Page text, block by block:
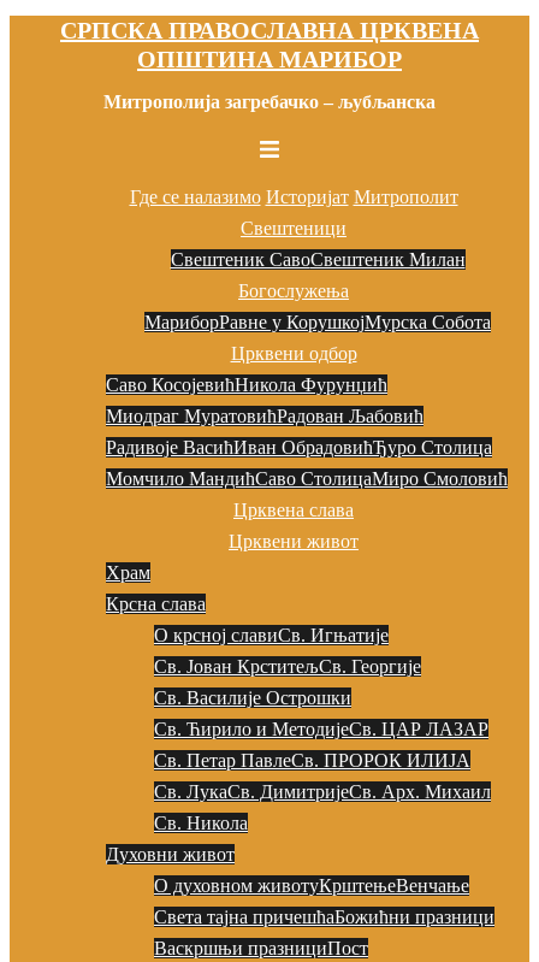
СРПСКА ПРАВОСЛАВНА ЦРКВЕНА
ОПШТИНА МАРИБОР
Митрополија загребачко – љубљанска
Toggle
Где се налазимо Историјат Митрополит
Свештеници
Свештеник СавоСвештеник Милан
Богослужења
МариборРавне у КорушкојМурска Собота
Црквени одбор
Саво КосојевићНикола Фурунџић
Миодраг МуратовићРадован Љaбовић
Радивоје ВасићИван ОбрадовићЂуро Столица
Момчило МандићСаво СтолицаМиро Смоловић
Црквена слава
Црквени живот
Храм
Крсна слава
О крсној славиСв. Игњатије
Св. Јован КрститељСв. Георгије
Св. Василије Острошки
Св. Ћирило и МетодијеСв. ЦАР ЛАЗАР
Св. Петар ПавлеСв. ПРОРОК ИЛИЈА
Св. ЛукаСв. ДимитријеСв. Арх. Михаил
Св. Никола
Духовни живот
О духовном животуКрштењеВенчање
Света тајна причешћаБожићни празници
Васкршњи празнициПост